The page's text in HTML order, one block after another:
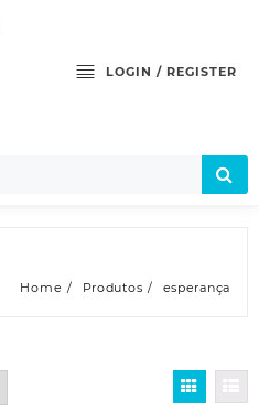
LOGIN / REGISTER
Home Produtos esperança